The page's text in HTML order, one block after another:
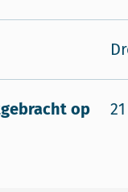
op